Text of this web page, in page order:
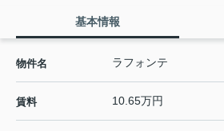
基本情報
物件名 ラフォンテ
賃料 10.65万円